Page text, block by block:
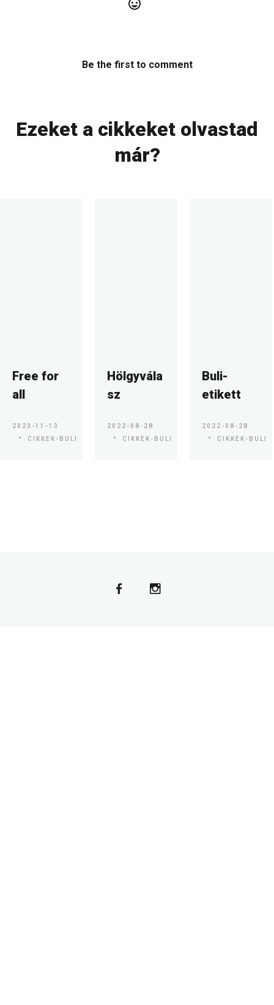
Be the first to comment
Ezeket a cikkeket olvastad
már?
Free for
all
2023-11-13
CIKKEK-BULI
Hölgyvála
sz
2022-08-28
CIKKEK-BULI
Buli-
etikett
2022-08-28
CIKKEK-BULI